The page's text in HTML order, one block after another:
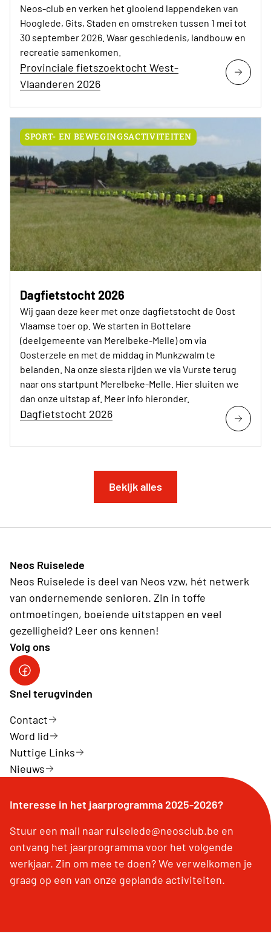
Neos-club en verken het glooiend lappendeken van
Hooglede, Gits, Staden en omstreken tussen 1 mei tot
30 september 2026. Waar geschiedenis, landbouw en
recreatie samenkomen.
Provinciale fietszoektocht West-
Vlaanderen 2026
SPORT- EN BEWEGINGSACTIVITEITEN
Dagfietstocht 2026
Wij gaan deze keer met onze dagfietstocht de Oost
Vlaamse toer op. We starten in Bottelare
(deelgemeente van Merelbeke-Melle) om via
Oosterzele en met de middag in Munkzwalm te
belanden. Na onze siesta rijden we via Vurste terug
naar ons startpunt Merelbeke-Melle. Hier sluiten we
dan onze uitstap af. Meer info hieronder.
Dagfietstocht 2026
Bekijk alles
Neos Ruiselede
Neos Ruiselede is deel van Neos vzw, hét netwerk
van ondernemende senioren. Zin in toffe
ontmoetingen, boeiende uitstappen en veel
gezelligheid? Leer ons kennen!
Volg ons
Snel terugvinden
Contact
Word lid
Nuttige Links
Nieuws
Interesse in het jaarprogramma 2025-2026?
Stuur een mail naar ruiselede@neosclub.be en
ontvang het jaarprogramma voor het volgende
werkjaar. Zin om mee te doen? We verwelkomen je
graag op een van onze geplande activiteiten.